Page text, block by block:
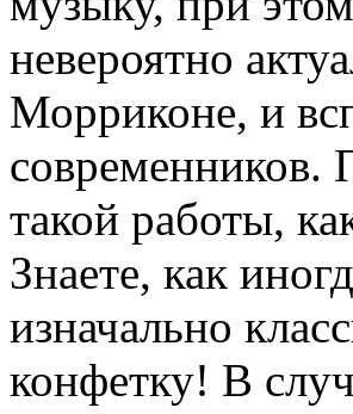
невероятно
Морриконе, и
современников.
такой работы,
Знаете, как
изначально
конфетку! В